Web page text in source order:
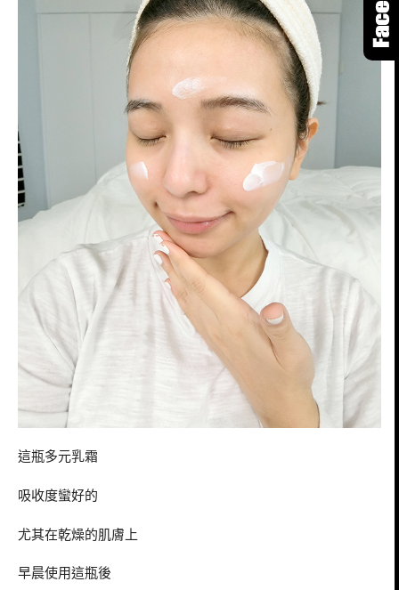
這瓶多元乳霜
吸收度蠻好的
尤其在乾燥的肌膚上
早晨使用這瓶後